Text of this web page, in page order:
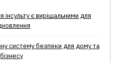
інсульту є вирішальними для
систему безпеки для дому та
бізнесу